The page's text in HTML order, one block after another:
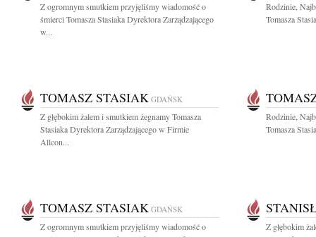
Z ogromnym smutkiem przyjęliśmy wiadomość o
śmierci Tomasza Stasiaka Dyrektora Zarządzającego
w...
Rodzinie,
Tomasza
TOMASZ STASIAK GDAŃSK
Z głębokim żalem i smutkiem żegnamy Tomasza
Stasiaka Dyrektora Zarządzającego w Firmie
Allcon...
Rodzinie,
Tomasza
TOMASZ STASIAK GDAŃSK
Z ogromnym smutkiem przyjęliśmy wiadomość o
Z głębokim